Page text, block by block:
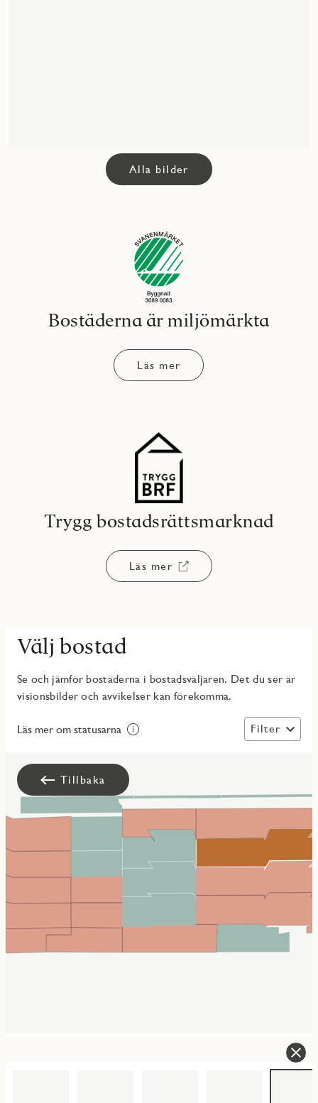
Alla bilder
Bostäderna är miljömärkta
Läs mer
Trygg bostadsrättsmarknad
Läs mer
Välj bostad
Se och jämför bostäderna i bostadsväljaren. Det du ser är
visionsbilder och avvikelser kan förekomma.
Läs mer om statusarna Filter
Tillbaka